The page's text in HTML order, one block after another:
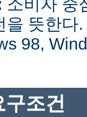
소비자 중
을 뜻한다
98,
조건